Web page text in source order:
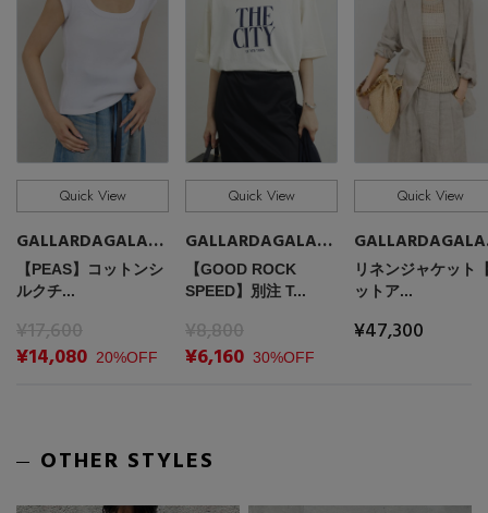
Quick View
GALLARDAGALANTE
【PEAS】コットンシ
ルクチ...
¥17,600
¥14,080 20%OFF
Quick View
GALLARDAGALANTE
【GOOD ROCK
SPEED】別注 T...
¥8,800
¥6,160 30%OFF
Quick View
リネンジャケット
ットア...
¥47,300
OTHER STYLES